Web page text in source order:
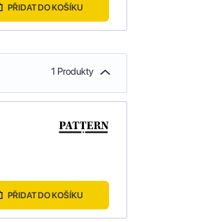
PŘIDAT DO KOŠÍKU
1 Produkty
PŘIDAT DO KOŠÍKU